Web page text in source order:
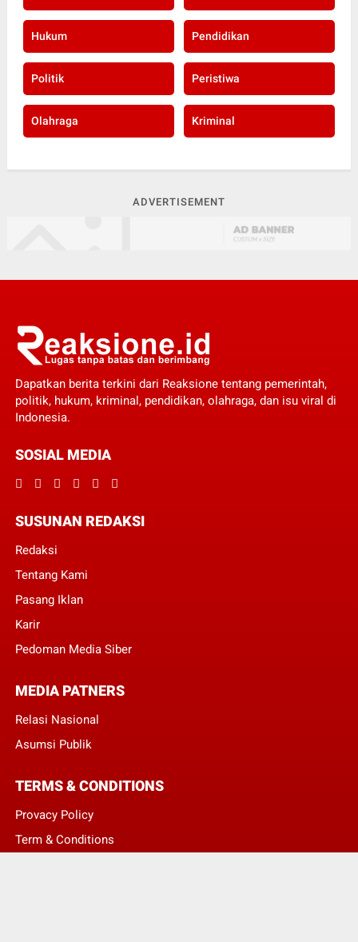
Hukum Pendidikan
Politik Peristiwa
Olahraga Kriminal
ADVERTISEMENT
Dapatkan berita terkini dari Reaksione tentang pemerintah,
politik, hukum, kriminal, pendidikan, olahraga, dan isu viral di
Indonesia.
SOSIAL MEDIA
SUSUNAN REDAKSI
Redaksi
Tentang Kami
Pasang Iklan
Karir
Pedoman Media Siber
MEDIA PATNERS
Relasi Nasional
Asumsi Publik
TERMS & CONDITIONS
Provacy Policy
Term & Conditions